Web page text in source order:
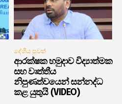
දේශීය පුවත්
ආරක්ෂක හමුදාව විද්‍යාත්මක
සහ වෘත්තීය
නිපුණත්වයෙන් සන්නද්ධ
කළ යුතුයි (VIDEO)